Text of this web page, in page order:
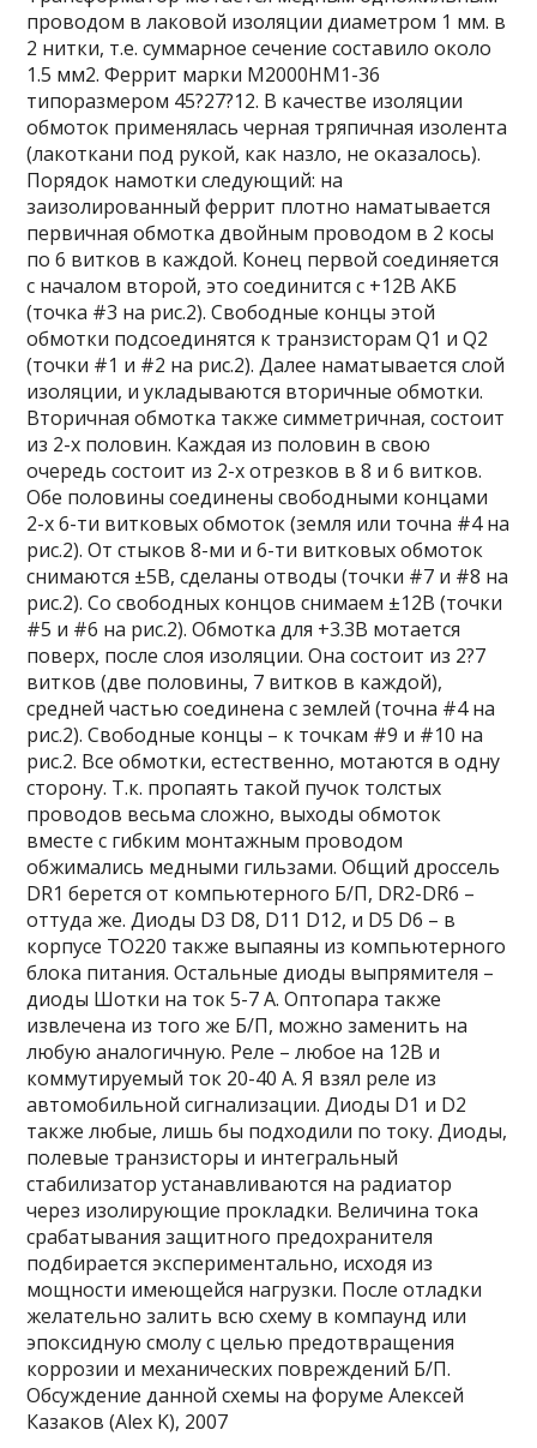
проводом в лаковой изоляции диаметром 1 мм. в
2 нитки, т.е. суммарное сечение составило около
1.5 мм2. Феррит марки М2000НМ1-36
типоразмером 45?27?12. В качестве изоляции
обмоток применялась черная тряпичная изолента
(лакоткани под рукой, как назло, не оказалось).
Порядок намотки следующий: на
заизолированный феррит плотно наматывается
первичная обмотка двойным проводом в 2 косы
по 6 витков в каждой. Конец первой соединяется
с началом второй, это соединится с +12В АКБ
(точка #3 на рис.2). Свободные концы этой
обмотки подсоединятся к транзисторам Q1 и Q2
(точки #1 и #2 на рис.2). Далее наматывается слой
изоляции, и укладываются вторичные обмотки.
Вторичная обмотка также симметричная, состоит
из 2-х половин. Каждая из половин в свою
очередь состоит из 2-х отрезков в 8 и 6 витков.
Обе половины соединены свободными концами
2-х 6-ти витковых обмоток (земля или точна #4 на
рис.2). От стыков 8-ми и 6-ти витковых обмоток
снимаются ±5В, сделаны отводы (точки #7 и #8 на
рис.2). Со свободных концов снимаем ±12В (точки
#5 и #6 на рис.2). Обмотка для +3.3В мотается
поверх, после слоя изоляции. Она состоит из 2?7
витков (две половины, 7 витков в каждой),
средней частью соединена с землей (точна #4 на
рис.2). Свободные концы – к точкам #9 и #10 на
рис.2. Все обмотки, естественно, мотаются в одну
сторону. Т.к. пропаять такой пучок толстых
проводов весьма сложно, выходы обмоток
вместе с гибким монтажным проводом
обжимались медными гильзами. Общий дроссель
DR1 берется от компьютерного Б/П, DR2-DR6 –
оттуда же. Диоды D3 D8, D11 D12, и D5 D6 – в
корпусе TO220 также выпаяны из компьютерного
блока питания. Остальные диоды выпрямителя –
диоды Шотки на ток 5-7 А. Оптопара также
извлечена из того же Б/П, можно заменить на
любую аналогичную. Реле – любое на 12В и
коммутируемый ток 20-40 А. Я взял реле из
автомобильной сигнализации. Диоды D1 и D2
также любые, лишь бы подходили по току. Диоды,
полевые транзисторы и интегральный
стабилизатор устанавливаются на радиатор
через изолирующие прокладки. Величина тока
срабатывания защитного предохранителя
подбирается экспериментально, исходя из
мощности имеющейся нагрузки. После отладки
желательно залить всю схему в компаунд или
эпоксидную смолу с целью предотвращения
коррозии и механических повреждений Б/П.
Обсуждение данной схемы на форуме Алексей
Казаков (Alex K), 2007